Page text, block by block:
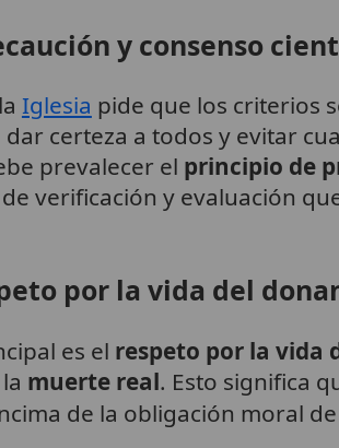
y consenso
Iglesia pide que los criterios
dar certeza a todos y evitar
prevalecer el principio de
verificación y evaluación
por la vida del
es el respeto por la vida
muerte real. Esto significa
de la obligación moral